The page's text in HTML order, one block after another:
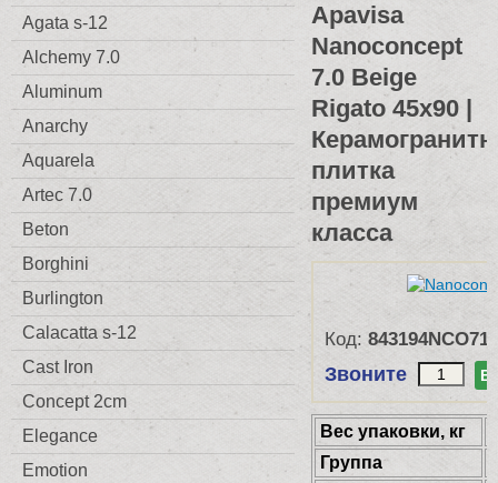
Agata s-12
Alchemy 7.0
Aluminum
Anarchy
Aquarela
Artec 7.0
Beton
Borghini
Burlington
Calacatta s-12
Cast Iron
Concept 2cm
Elegance
Emotion
Apavisa
Nanoconcept
7.0 Beige
Rigato 45x90 |
плитка
премиум
класса
Код:
Звоните В
Веc упаковки, кг
Группа